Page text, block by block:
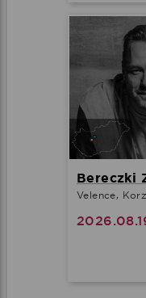
Bereczki
Velence,